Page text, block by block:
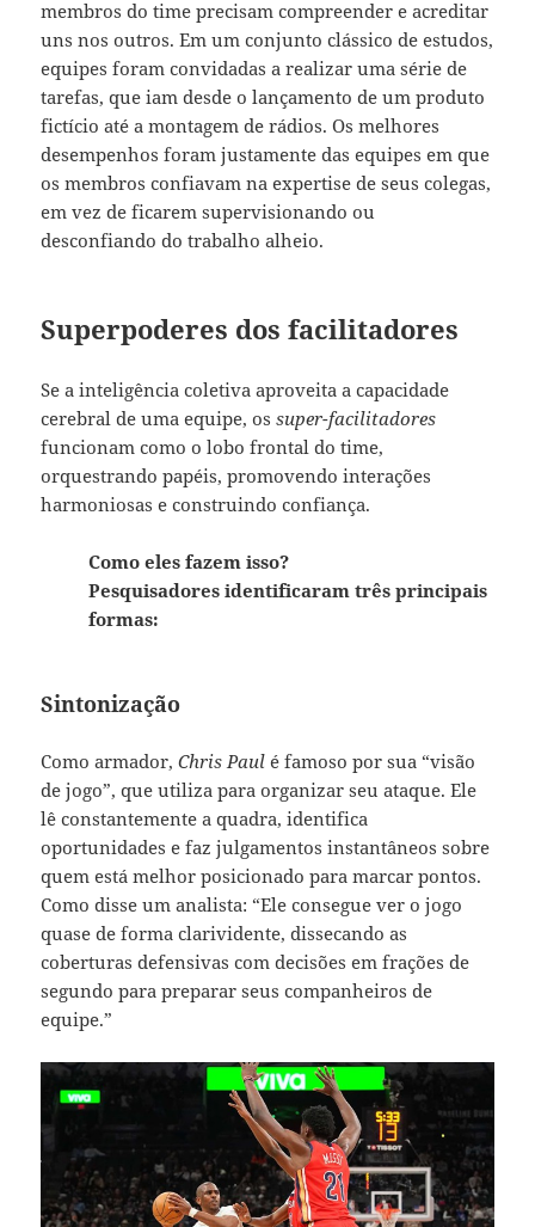
membros do time precisam compreender e acreditar
uns nos outros. Em um conjunto clássico de estudos,
equipes foram convidadas a realizar uma série de
tarefas, que iam desde o lançamento de um produto
fictício até a montagem de rádios. Os melhores
desempenhos foram justamente das equipes em que
os membros confiavam na expertise de seus colegas,
em vez de ficarem supervisionando ou
desconfiando do trabalho alheio.
Superpoderes dos facilitadores
Se a inteligência coletiva aproveita a capacidade
cerebral de uma equipe, ossuper-facilitadores
funcionam como o lobo frontal do time,
orquestrando papéis, promovendo interações
harmoniosas e construindo confiança.
Como eles fazem isso?
Pesquisadores identificaram três principais
formas:
Sintonização
Como armador,Chris Paul é famoso por sua “visão
de jogo”, que utiliza para organizar seu ataque. Ele
lê constantemente a quadra, identifica
oportunidades e faz julgamentos instantâneos sobre
quem está melhor posicionado para marcar pontos.
Como disse um analista: “Ele consegue ver o jogo
quase de forma clarividente, dissecando as
coberturas defensivas com decisões em frações de
segundo para preparar seus companheiros de
equipe.”